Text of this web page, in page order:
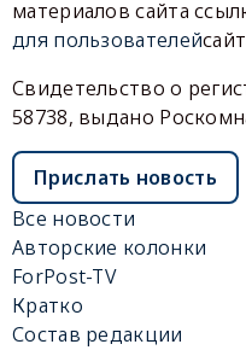
материалов сайта
для пользователей
Свидетельство о
58738, выдано
Прислать новость
Все новости
Авторские колонки
ForPost-TV
Кратко
Состав редакции